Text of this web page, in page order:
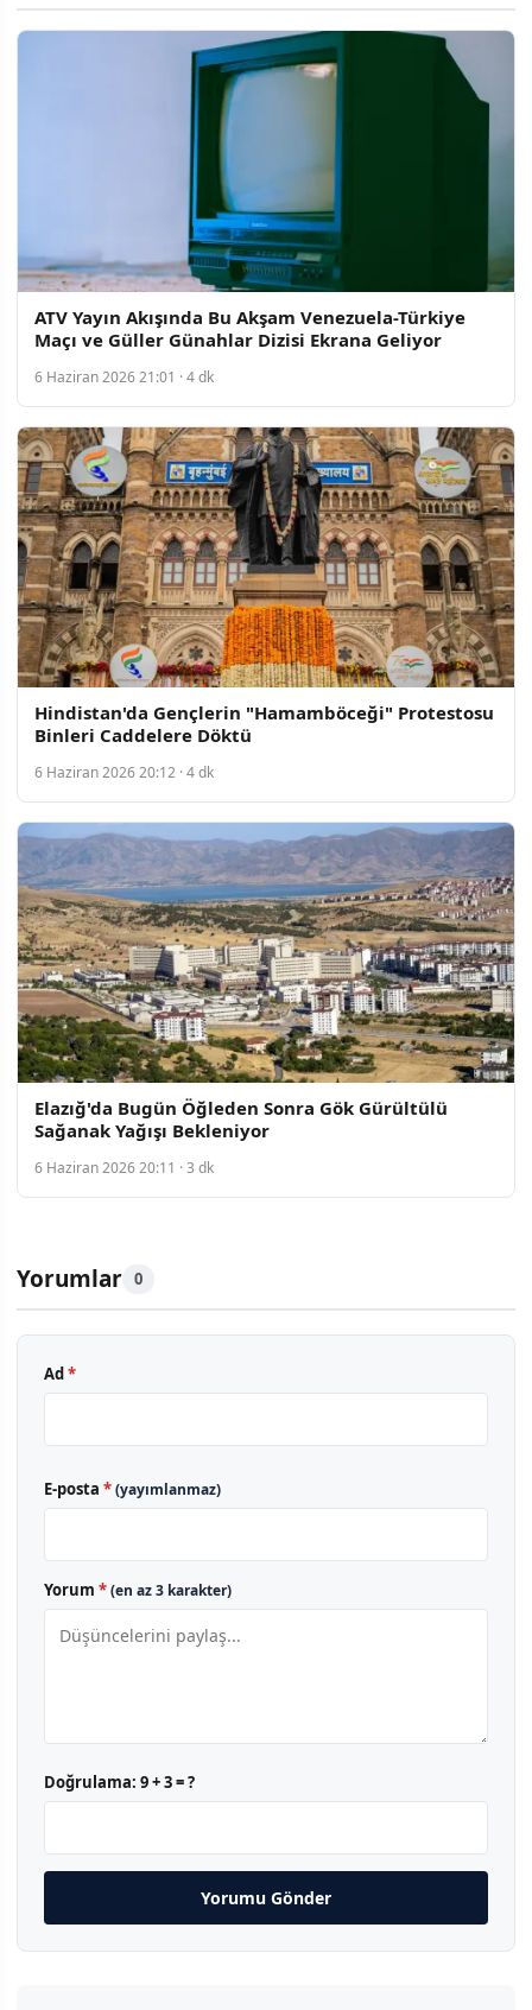
ATV Yayın Akışında Bu Akşam Venezuela-Türkiye
Maçı ve Güller Günahlar Dizisi Ekrana Geliyor
6 Haziran 2026 21:01 · 4 dk
Hindistan'da Gençlerin "Hamamböceği" Protestosu
Binleri Caddelere Döktü
6 Haziran 2026 20:12 · 4 dk
Elazığ'da Bugün Öğleden Sonra Gök Gürültülü
Sağanak Yağışı Bekleniyor
6 Haziran 2026 20:11 · 3 dk
Yorumlar 0
Ad *
E-posta *(yayımlanmaz)
Yorum *(en az 3 karakter)
Doğrulama: 9 + 3 = ?
Yorumu Gönder